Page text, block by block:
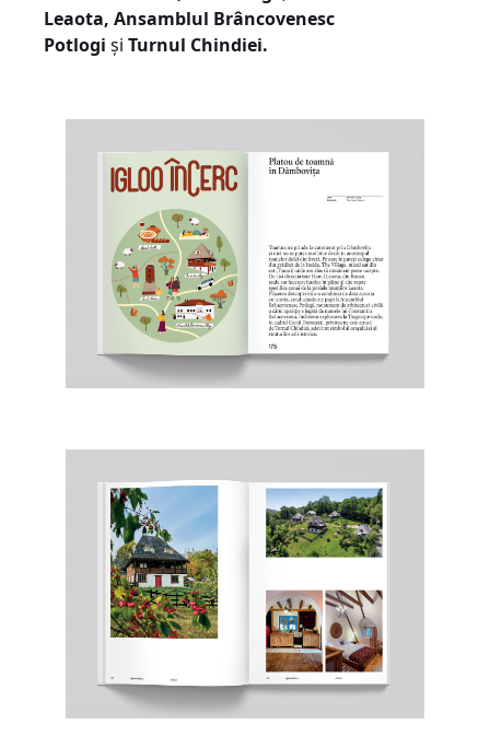
Leaota, Ansamblul Brâncovenesc
Potlogi și Turnul Chindiei.